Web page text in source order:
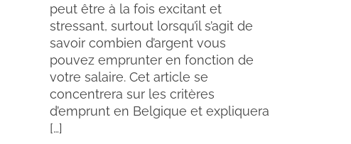
peut être à la fois excitant et
stressant, surtout lorsqu’il s’agit de
savoir combien d’argent vous
pouvez emprunter en fonction de
votre salaire. Cet article se
concentrera sur les critères
d’emprunt en Belgique et expliquera
[…]